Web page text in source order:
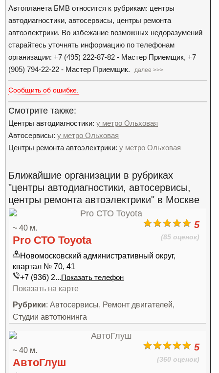
Автопланета БМВ относится к рубрикам: центры
автодиагностики, автосервисы, центры ремонта
автоэлектрики. Во избежание возможных недоразумений
старайтесь уточнять информацию по телефонам
организации: +7 (495) 222-87-82 - Мастер Приемщик, +7
(905) 794-22-22 - Мастер Приемщик.
далее >>>
Сообщить об ошибке.
Смотрите также:
Центры автодиагностики: у метро Ольховая
Автосервисы: у метро Ольховая
Центры ремонта автоэлектрики: у метро Ольховая
Ближайшие организации в рубриках
"центры автодиагностики, автосервисы,
центры ремонта автоэлектрики" в Москве
5
(85 оценок)
~ 40 м.
Pro СТО Toyota
Новомосковский административный округ,
квартал № 70, 41
+7 (936) 2...Показать телефон
Показать на карте
Рубрики: Автосервисы, Ремонт двигателей,
Студии автотюнинга
5
(360 оценок)
~ 40 м.
АвтоГлуш